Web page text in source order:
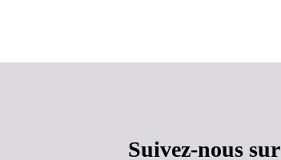
Suivez-nous sur